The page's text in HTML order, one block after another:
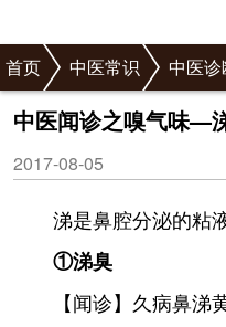
首页 中医常识 中医诊
中医闻诊之嗅气味—
2017-08-05
涕是鼻腔分泌的粘
①涕臭
【闻诊】久病鼻涕